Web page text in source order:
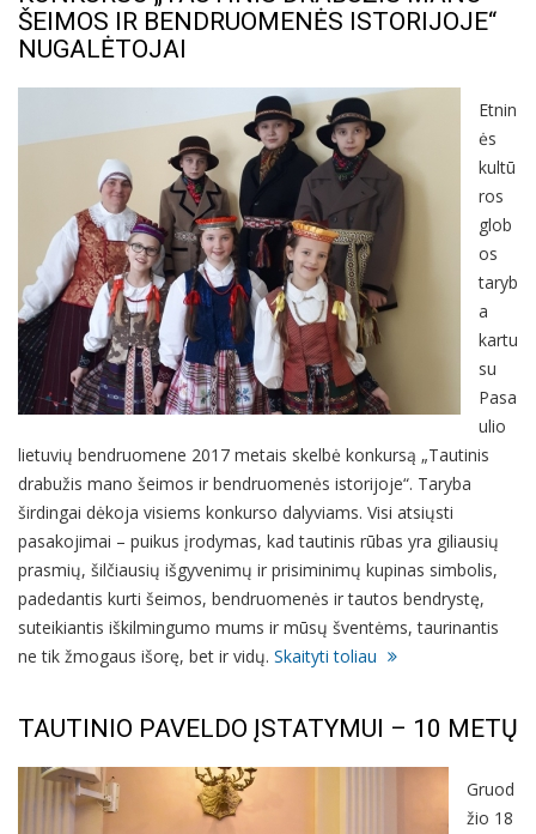
ŠEIMOS IR BENDRUOMENĖS ISTORIJOJE“
NUGALĖTOJAI
Etnin
ės
kultū
ros
glob
os
taryb
a
kartu
su
Pasa
ulio
lietuvių bendruomene 2017 metais skelbė konkursą „Tautinis
drabužis mano šeimos ir bendruomenės istorijoje“. Taryba
širdingai dėkoja visiems konkurso dalyviams. Visi atsiųsti
pasakojimai – puikus įrodymas, kad tautinis rūbas yra giliausių
prasmių, šilčiausių išgyvenimų ir prisiminimų kupinas simbolis,
padedantis kurti šeimos, bendruomenės ir tautos bendrystę,
suteikiantis iškilmingumo mums ir mūsų šventėms, taurinantis
ne tik žmogaus išorę, bet ir vidų. Skaityti toliau
TAUTINIO PAVELDO ĮSTATYMUI – 10 METŲ
Gruod
žio 18